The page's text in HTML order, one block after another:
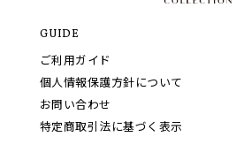
GUIDE
ご利用ガイド
個人情報保護方針について
お問い合わせ
特定商取引法に基づく表示